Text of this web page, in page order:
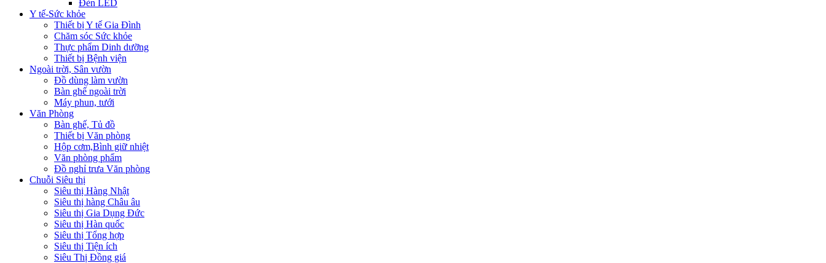
Đèn LED
Y tế-Sức khỏe
Thiết bị Y tế Gia Đình
Chăm sóc Sức khỏe
Thực phẩm Dinh dưỡng
Thiết bị Bệnh viện
Ngoài trời, Sân vườn
Đồ dùng làm vườn
Bàn ghế ngoài trời
Máy phun, tưới
Văn Phòng
Bàn ghế, Tủ đồ
Thiết bị Văn phòng
Hộp cơm,Bình giữ nhiệt
Văn phòng phẩm
Đồ nghỉ trưa Văn phòng
Chuỗi Siêu thị
Siêu thị Hàng Nhật
Siêu thị hàng Châu âu
Siêu thị Gia Dụng Đức
Siêu thị Hàn quốc
Siêu thị Tổng hợp
Siêu thị Tiện ích
Siêu Thị Đồng giá